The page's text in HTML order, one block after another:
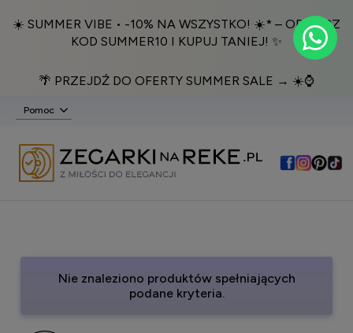
☀️ SUMMER VIBE • -10% NA WSZYSTKO! ☀️* – ODBIERZ
KOD SUMMER10 I KUPUJ TANIEJ! ✨
🌴 PRZEJDŹ DO OFERTY SUMMER SALE → ☀️⌚️
Pomoc
Nie znaleziono produktów spełniających
podane kryteria.